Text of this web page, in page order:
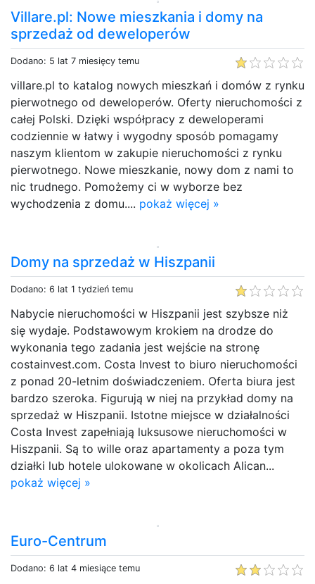
Villare.pl: Nowe mieszkania i domy na
sprzedaż od deweloperów
Dodano: 5 lat 7 miesięcy temu
villare.pl to katalog nowych mieszkań i domów z rynku
pierwotnego od deweloperów. Oferty nieruchomości z
całej Polski. Dzięki współpracy z deweloperami
codziennie w łatwy i wygodny sposób pomagamy
naszym klientom w zakupie nieruchomości z rynku
pierwotnego. Nowe mieszkanie, nowy dom z nami to
nic trudnego. Pomożemy ci w wyborze bez
wychodzenia z domu.... pokaż więcej »
Domy na sprzedaż w Hiszpanii
Dodano: 6 lat 1 tydzień temu
Nabycie nieruchomości w Hiszpanii jest szybsze niż
się wydaje. Podstawowym krokiem na drodze do
wykonania tego zadania jest wejście na stronę
costainvest.com. Costa Invest to biuro nieruchomości
z ponad 20-letnim doświadczeniem. Oferta biura jest
bardzo szeroka. Figurują w niej na przykład domy na
sprzedaż w Hiszpanii. Istotne miejsce w działalności
Costa Invest zapełniają luksusowe nieruchomości w
Hiszpanii. Są to wille oraz apartamenty a poza tym
działki lub hotele ulokowane w okolicach Alican...
pokaż więcej »
Euro-Centrum
Dodano: 6 lat 4 miesiące temu